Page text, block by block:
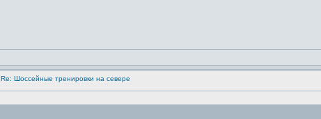
Re: Шоссейные тренировки на севере